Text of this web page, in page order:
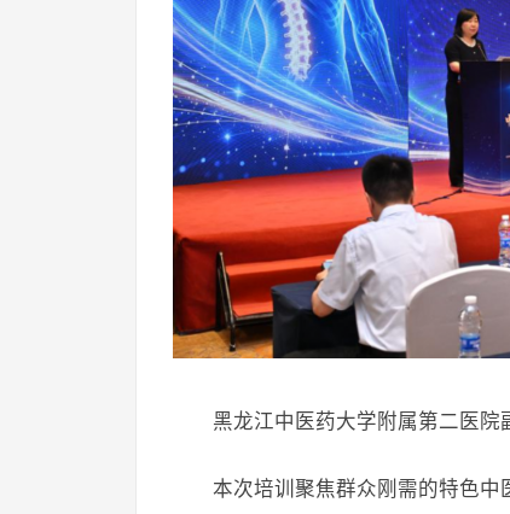
黑龙江中医药大学附属第二医
本次培训聚焦群众刚需的特色中